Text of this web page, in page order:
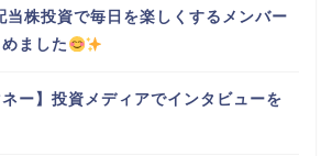
当株投資で毎日を楽しくするメンバー
ました
ネー】投資メディアでインタビューを